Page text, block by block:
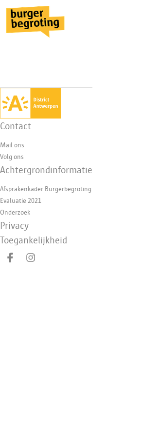
Contact
Mail ons
Volg ons
Achtergrondinformatie
Afsprakenkader Burgerbegroting
Evaluatie 2021
Onderzoek
Privacy
Toegankelijkheid
Deel op facebook
Deel op Instagram